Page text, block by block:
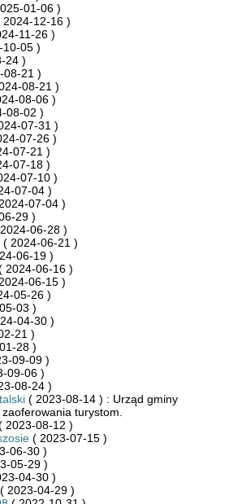
01-06 )
2024-12-16 )
11-26 )
10-05 )
24 )
08-21 )
08-21 )
08-06 )
08-02 )
07-31 )
07-26 )
07-21 )
07-18 )
07-10 )
07-04 )
07-04 )
29 )
06-28 )
( 2024-06-21 )
06-19 )
2024-06-16 )
06-15 )
05-26 )
03 )
04-30 )
21 )
28 )
09-09 )
09-06 )
08-24 )
( 2023-08-14 ) : Urząd gminy
turystom.
2023-08-12 )
( 2023-07-15 )
06-30 )
05-29 )
04-30 )
( 2023-04-29 )